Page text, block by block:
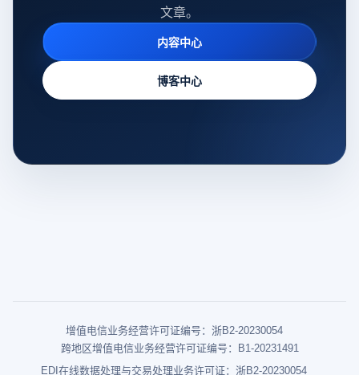
文章。
内容中心
博客中心
增值电信业务经营许可证编号：浙B2-20230054
跨地区增值电信业务经营许可证编号：B1-20231491
EDI在线数据处理与交易处理业务许可证：浙B2-20230054